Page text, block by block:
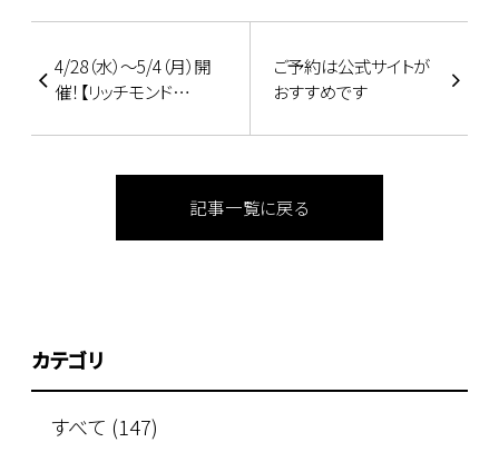
4/28（水）～5/4（月）開
催！【リッチモンド
ご予約は公式サイトが
おすすめです
記事一覧に戻る
カテゴリ
すべて (147)